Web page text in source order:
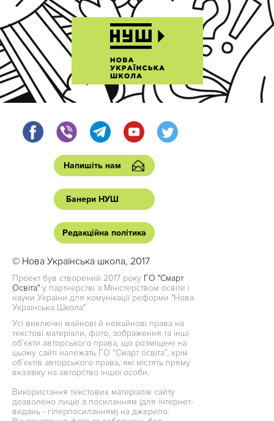
Напишіть нам
Банери НУШ
Редакційна політика
© Нова Українська школа, 2017
Проект був створений 2017 року ГО "Смарт
Освіта" у партнерстві з Міністерством освіти і
науки України для комунікації реформи "Нова
Українська Школа"
Усі виключні майнові й немайнові права на
текстові матеріали, фото, зображення та інші
об’єкти авторського права, що розміщені на
цьому сайті належать ГО “Смарт освіта”, крім
об’єктів авторського права, які містять пряму
вказівку на авторство іншої особи.
Використання текстових матеріалів сайту
дозволено лише з посиланням (для інтернет-
видань - гіперпосиланням) на джерело.